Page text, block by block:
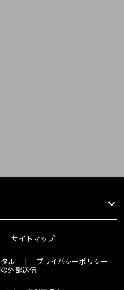
サイトマップ
ル
プライバシーポリシー
外部送信